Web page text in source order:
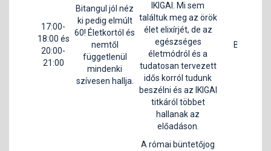
17:00-
18:00 és
20:00-
21:00
Bitangul jól néz
ki pedig elmúlt
60! Életkortól és
nemtől
függetlenül
mindenki
szívesen hallja.
IKIGAI. Mi sem
találtuk meg az örök
élet elixírjét, de az
egészséges
életmódról és a
tudatosan tervezett
idős korról tudunk
beszélni és az IKIGAI
titkáról többet
hallanak az
előadáson.
B2
A római büntetőjog